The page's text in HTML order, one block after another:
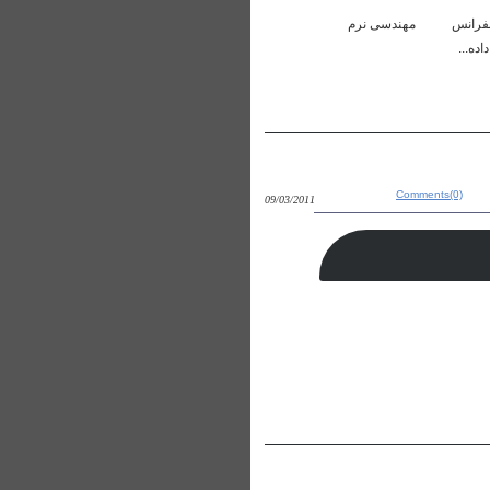
فناوري اطلاعات برگزار شده در ماهشهر در 12-13 اسفند 89 موضوعات کنفرانس مهندسی نرم
09/03/2011 Comments(0)